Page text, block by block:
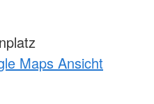
Maps Ansicht